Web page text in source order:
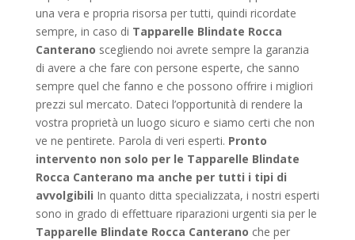
una vera e propria risorsa per tutti, quindi ricordate
sempre, in caso di Tapparelle Blindate Rocca
Canterano scegliendo noi avrete sempre la garanzia
di avere a che fare con persone esperte, che sanno
sempre quel che fanno e che possono offrire i migliori
prezzi sul mercato. Dateci l’opportunità di rendere la
vostra proprietà un luogo sicuro e siamo certi che non
ve ne pentirete. Parola di veri esperti. Pronto
intervento non solo per le Tapparelle Blindate
Rocca Canterano ma anche per tutti i tipi di
avvolgibili In quanto ditta specializzata, i nostri esperti
sono in grado di effettuare riparazioni urgenti sia per le
Tapparelle Blindate Rocca Canterano che per